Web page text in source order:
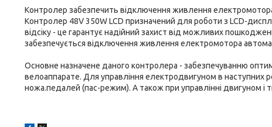
Контролер забезпечить відключення живлення
Контролер 48V 350W LCD призначений для роботи з LCD-
відсіку - це гарантує надійний захист від можливих
забезпечується відключення живлення електромотора
Основне назначене даного контролера - забезпечуванню
велоаппарате. Для управління електродвигуном в
ножа.педалей (пас-режим). А також при управлінні двигуном і